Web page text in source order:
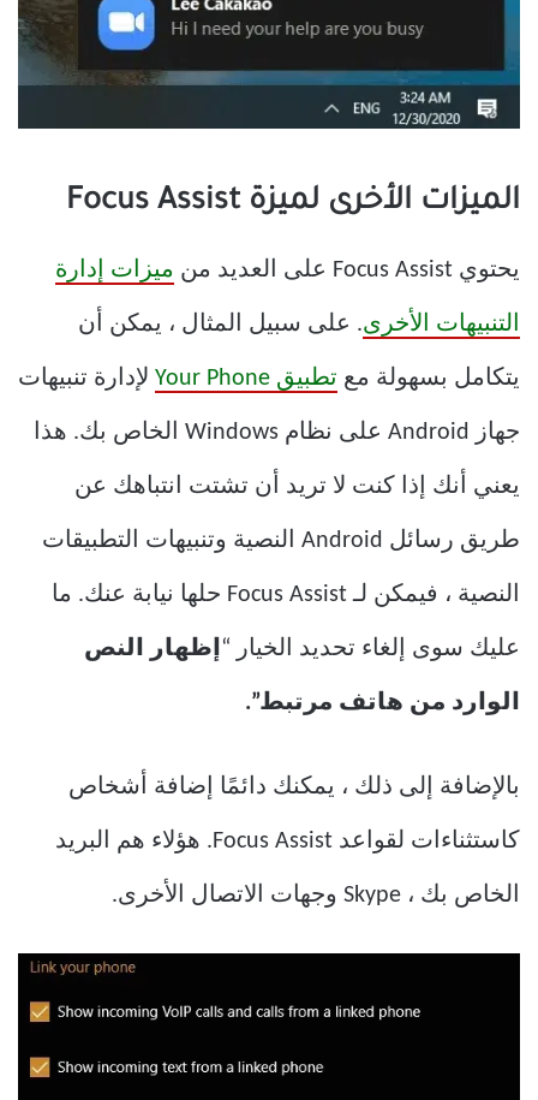
الميزات الأخرى لميزة Focus Assist
يحتوي Focus Assist على العديد من ميزات إدارة
التنبيهات الأخرى. على سبيل المثال ، يمكن أن
يتكامل بسهولة مع تطبيق Your Phone لإدارة تنبيهات
جهاز Android على نظام Windows الخاص بك. هذا
يعني أنك إذا كنت لا تريد أن تشتت انتباهك عن
طريق رسائل Android النصية وتنبيهات التطبيقات
النصية ، فيمكن لـ Focus Assist حلها نيابة عنك. ما
عليك سوى إلغاء تحديد الخيار “إظهار النص
الوارد من هاتف مرتبط”.
بالإضافة إلى ذلك ، يمكنك دائمًا إضافة أشخاص
كاستثناءات لقواعد Focus Assist. هؤلاء هم البريد
الخاص بك ، Skype وجهات الاتصال الأخرى.